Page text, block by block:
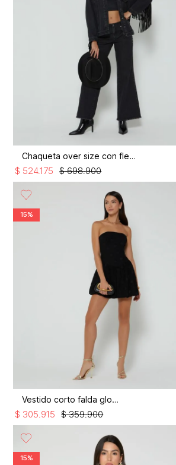
Chaqueta over size con flecos
$ 698.900
$ 524.175
15%
Vestido corto falda globo
$ 359.900
$ 305.915
15%